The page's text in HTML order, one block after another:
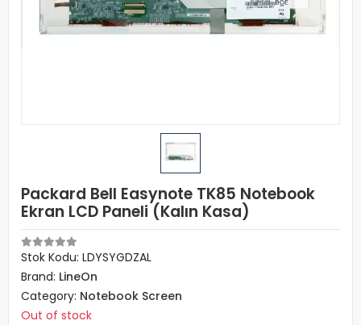
Packard Bell Easynote TK85 Notebook
Ekran LCD Paneli (Kalın Kasa)
Stok Kodu: LDYSYGDZAL
Brand: LineOn
Category: Notebook Screen
Out of stock